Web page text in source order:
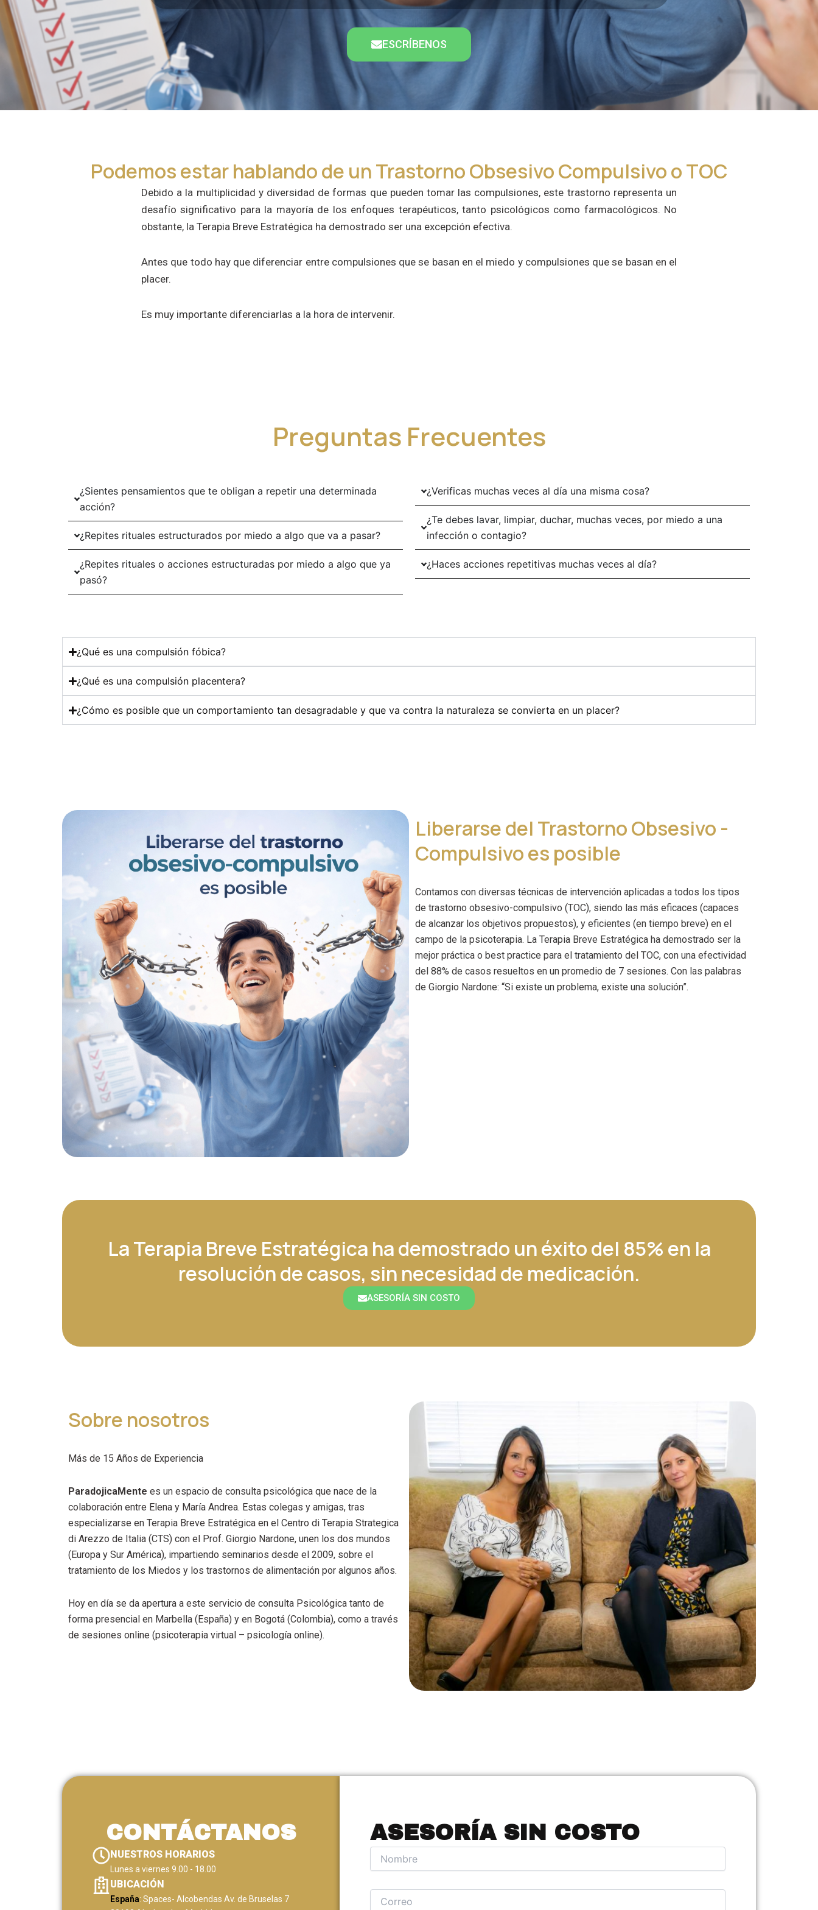
ESCRÍBENOS
Podemos estar hablando de un Trastorno Obsesivo Compulsivo o TOC
Debido a la multiplicidad y diversidad de formas que pueden tomar las compulsiones, este trastorno representa un
desafío significativo para la mayoría de los enfoques terapéuticos, tanto psicológicos como farmacológicos. No
obstante, la Terapia Breve Estratégica ha demostrado ser una excepción efectiva.
Antes que todo hay que diferenciar entre compulsiones que se basan en el miedo y compulsiones que se basan en el
placer.
Es muy importante diferenciarlas a la hora de intervenir.
Preguntas Frecuentes
¿Sientes pensamientos que te obligan a repetir una determinada
acción?
¿Repites rituales estructurados por miedo a algo que va a pasar?
¿Repites rituales o acciones estructuradas por miedo a algo que ya
pasó?
¿Verificas muchas veces al día una misma cosa?
¿Te debes lavar, limpiar, duchar, muchas veces, por miedo a una
infección o contagio?
¿Haces acciones repetitivas muchas veces al día?
¿Qué es una compulsión fóbica?
¿Qué es una compulsión placentera?
¿Cómo es posible que un comportamiento tan desagradable y que va contra la naturaleza se convierta en un placer?
Liberarse del Trastorno Obsesivo -
Compulsivo es posible
Contamos con diversas técnicas de intervención aplicadas a todos los tipos
de trastorno obsesivo-compulsivo (TOC), siendo las más eficaces (capaces
de alcanzar los objetivos propuestos), y eficientes (en tiempo breve) en el
campo de la psicoterapia. La Terapia Breve Estratégica ha demostrado ser la
mejor práctica o best practice para el tratamiento del TOC, con una efectividad
del 88% de casos resueltos en un promedio de 7 sesiones. Con las palabras
de Giorgio Nardone: “Si existe un problema, existe una solución”.
La Terapia Breve Estratégica ha demostrado un éxito del 85% en la
resolución de casos, sin necesidad de medicación.
ASESORÍA SIN COSTO
Sobre nosotros
Más de 15 Años de Experiencia
ParadojicaMente es un espacio de consulta psicológica que nace de la
colaboración entre Elena y María Andrea. Estas colegas y amigas, tras
especializarse en Terapia Breve Estratégica en el Centro di Terapia Strategica
di Arezzo de Italia (CTS) con el Prof. Giorgio Nardone, unen los dos mundos
(Europa y Sur América), impartiendo seminarios desde el 2009, sobre el
tratamiento de los Miedos y los trastornos de alimentación por algunos años.
Hoy en día se da apertura a este servicio de consulta Psicológica tanto de
forma presencial en Marbella (España) y en Bogotá (Colombia), como a través
de sesiones online (psicoterapia virtual – psicología online).
CONTÁCTANOS
NUESTROS HORARIOS
Lunes a viernes 9.00 - 18.00
UBICACIÓN
España: Spaces- Alcobendas Av. de Bruselas 7
ASESORÍA SIN COSTO